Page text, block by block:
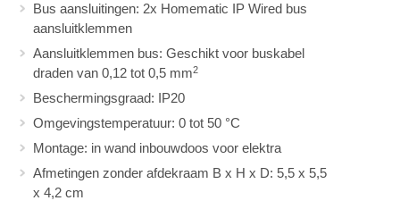
Bus aansluitingen: 2x Homematic IP Wired bus
aansluitklemmen
Aansluitklemmen bus: Geschikt voor buskabel
draden van 0,12 tot 0,5 mm2
Beschermingsgraad: IP20
Omgevingstemperatuur: 0 tot 50 °C
Montage: in wand inbouwdoos voor elektra
Afmetingen zonder afdekraam B x H x D: 5,5 x 5,5
x 4,2 cm